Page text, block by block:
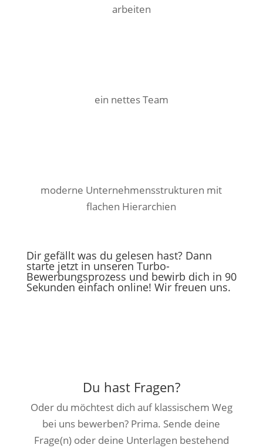
arbeiten
ein nettes Team
moderne Unternehmensstrukturen mit
flachen Hierarchien
Dir gefällt was du gelesen hast? Dann
starte jetzt in unseren Turbo-
Bewerbungsprozess und bewirb dich in 90
Sekunden einfach online! Wir freuen uns.
Du hast Fragen?
Oder du möchtest dich auf klassischem Weg
bei uns bewerben? Prima. Sende deine
Frage(n) oder deine Unterlagen bestehend